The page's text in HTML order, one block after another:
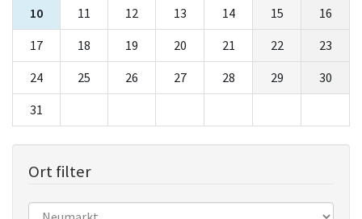
10
11 12 13 14 15
16
17
18 19 20 21 22
23
24
25 26 27 28 29
30
31
Ort filter
Sitzungen